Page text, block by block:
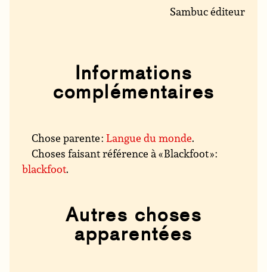
Sambuc éditeur
Informations
complémentaires
Chose parente :Langue du monde.
Choses faisant référence à « Blackfoot » :
blackfoot.
Autres choses
apparentées